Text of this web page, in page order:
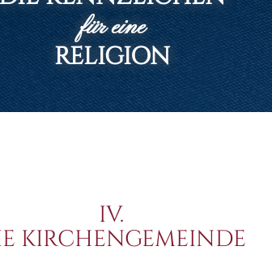
für eine
RELIGION
IV.
KIRCHENGEMEINDE